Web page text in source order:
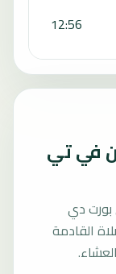
12:56
في تي
دي
القادمة